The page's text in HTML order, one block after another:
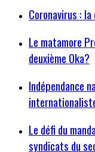
Coronavirus :
Le matamore
deuxième Oka?
Indépendance
Le défi du
syndicats du